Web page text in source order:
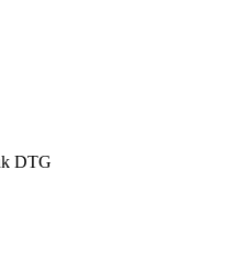
DTG